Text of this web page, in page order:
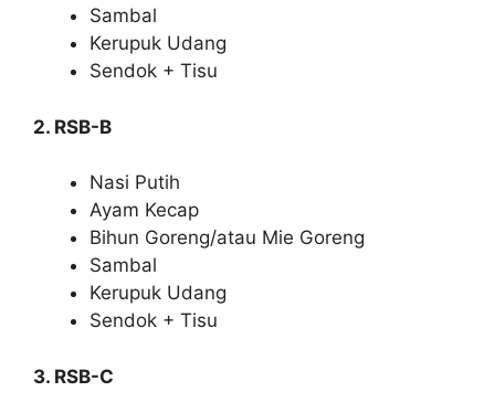
Sambal
Kerupuk Udang
Sendok + Tisu
2. RSB-B
Nasi Putih
Ayam Kecap
Bihun Goreng/atau Mie Goreng
Sambal
Kerupuk Udang
Sendok + Tisu
3. RSB-C